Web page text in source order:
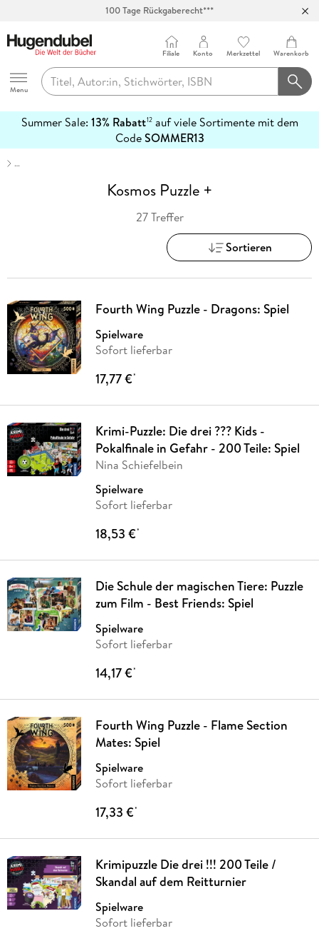
100 Tage Rückgaberecht***
Hugendubel
Menu
Filiale Konto Merkzettel Warenkorb
Summer Sale: 13% Rabatt12auf viele Sortimente mit dem
CodeSOMMER13
erfahren
…
Kosmos Puzzle +
27 Treffer
Sortieren
Fourth Wing Puzzle - Dragons: Spiel
Spielware
Sofort lieferbar
17,77 €*
Krimi-Puzzle: Die drei ??? Kids -
Pokalfinale in Gefahr - 200 Teile: Spiel
Nina Schiefelbein
Spielware
Sofort lieferbar
18,53 €*
Die Schule der magischen Tiere: Puzzle
zum Film - Best Friends: Spiel
Spielware
Sofort lieferbar
14,17 €*
Fourth Wing Puzzle - Flame Section
Mates: Spiel
Spielware
Sofort lieferbar
17,33 €*
Krimipuzzle Die drei !!! 200 Teile /
Skandal auf dem Reitturnier
Spielware
Sofort lieferbar